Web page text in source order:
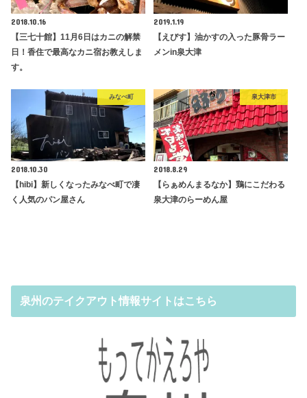
2018.10.16
【三七十館】11月6日はカニの解禁
日！香住で最高なカニ宿お教えしま
す。
2019.1.19
【えびす】油かすの入った豚骨ラー
メンin泉大津
みなべ町
2018.10.30
【hibi】新しくなったみなべ町で凄
く人気のパン屋さん
泉大津市
2018.8.29
【らぁめんまるなか】鶏にこだわる
泉大津のらーめん屋
泉州のテイクアウト情報サイトはこちら